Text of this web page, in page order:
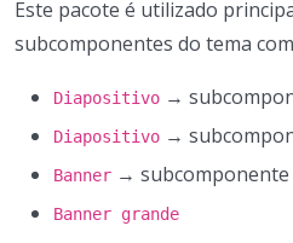
Este pacote é utilizado
subcomponentes do tema
Diapositivo →
Diapositivo →
Banner → subcomponente
Banner grande